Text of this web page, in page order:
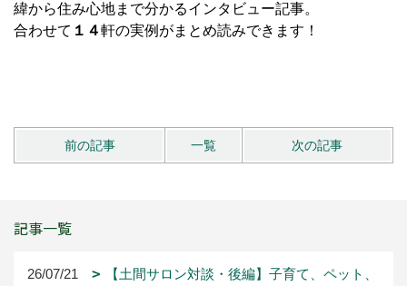
緯から住み心地まで分かるインタビュー記事。
合わせて １４軒の実例がまとめ読みできます！
前の記事 一覧 次の記事
記事一覧
26/07/21
【土間サロン対談・後編】子育て、ペット、